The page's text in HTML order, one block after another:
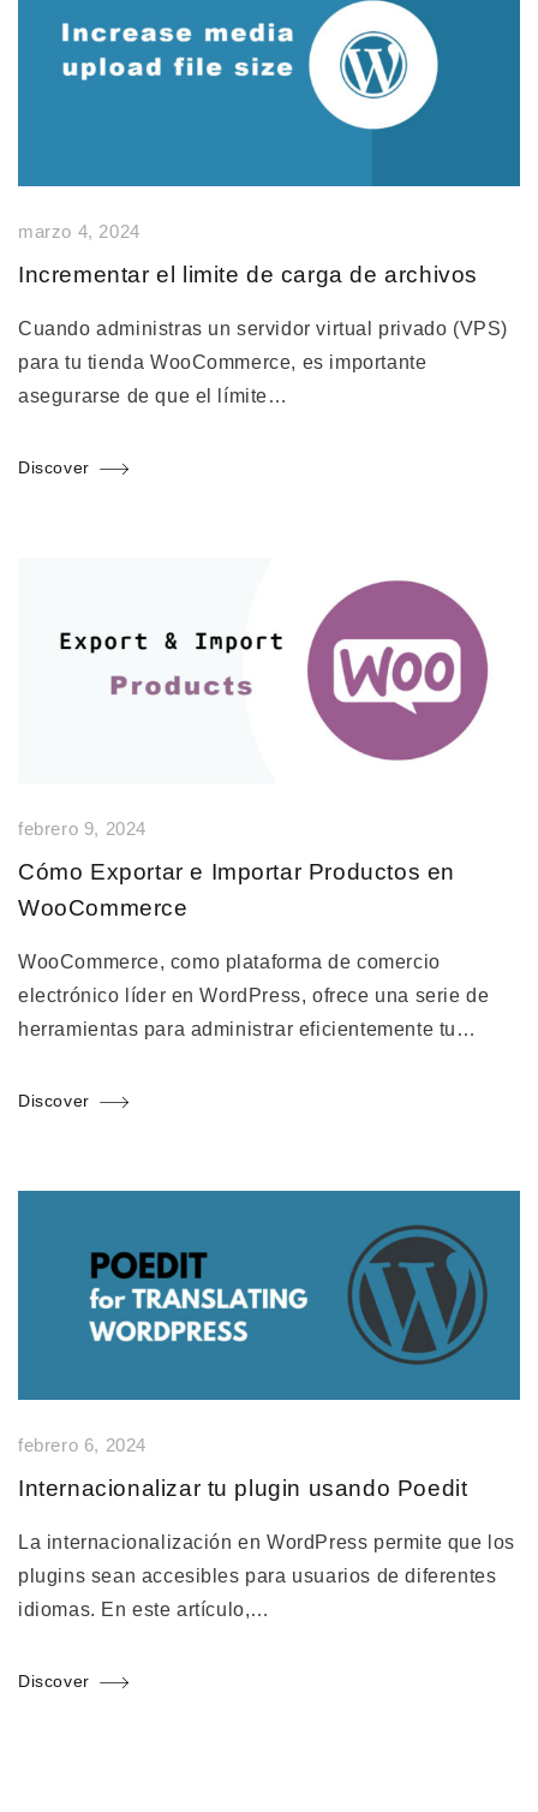
marzo 4, 2024
Incrementar el limite de carga de archivos
Cuando administras un servidor virtual privado (VPS)
para tu tienda WooCommerce, es importante
asegurarse de que el límite…
Discover
febrero 9, 2024
Cómo Exportar e Importar Productos en
WooCommerce
WooCommerce, como plataforma de comercio
electrónico líder en WordPress, ofrece una serie de
herramientas para administrar eficientemente tu…
Discover
febrero 6, 2024
Internacionalizar tu plugin usando Poedit
La internacionalización en WordPress permite que los
plugins sean accesibles para usuarios de diferentes
idiomas. En este artículo,…
Discover